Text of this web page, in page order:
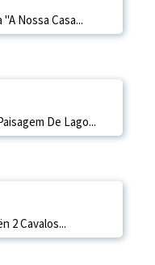
Nossa Casa...
De Lago...
2 Cavalos...